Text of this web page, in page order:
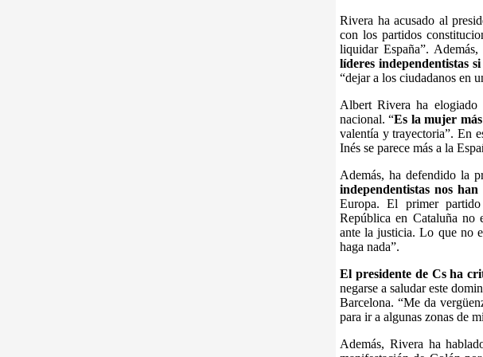
Rivera ha acusado al
con los partidos
liquidar España”.
líderes independentistas
“dejar a los ciudadanos en
Albert Rivera ha
nacional. “Es la mujer
valentía y trayectoria”. En
Inés se parece más a la
Además, ha defendido la
independentistas nos
Europa. El primer
República en Cataluña no
ante la justicia. Lo que no
haga nada”.
El presidente de Cs ha
negarse a saludar este
Barcelona. “Me da
para ir a algunas zonas de
Además, Rivera ha